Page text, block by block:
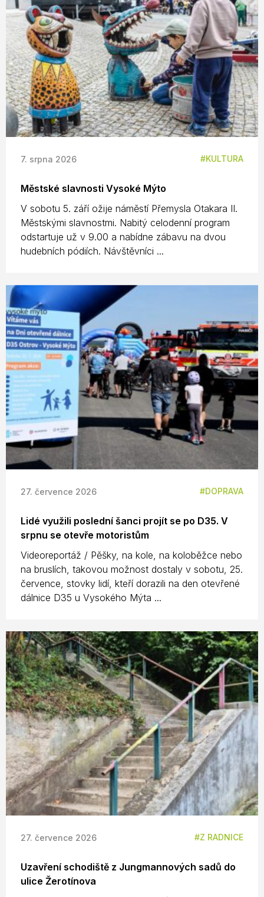
7. srpna 2026 KULTURA
Městské slavnosti Vysoké Mýto
V sobotu 5. září ožije náměstí Přemysla Otakara II.
Městskými slavnostmi. Nabitý celodenní program
odstartuje už v 9.00 a nabídne zábavu na dvou
hudebních pódiích. Návštěvníci ...
27. července 2026 DOPRAVA
Lidé využili poslední šanci projít se po D35. V
srpnu se otevře motoristům
Videoreportáž / Pěšky, na kole, na koloběžce nebo
na bruslích, takovou možnost dostaly v sobotu, 25.
července, stovky lidí, kteří dorazili na den otevřené
dálnice D35 u Vysokého Mýta ...
27. července 2026 Z RADNICE
Uzavření schodiště z Jungmannových sadů do
ulice Žerotínova